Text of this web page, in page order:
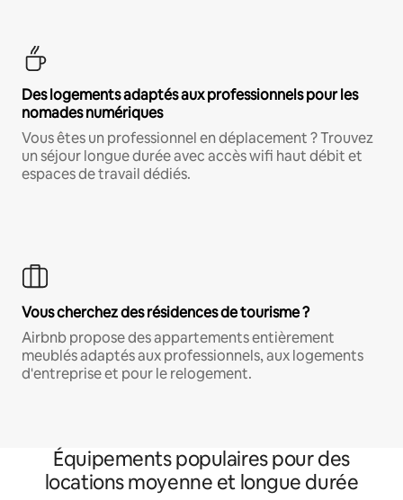
Des logements adaptés aux professionnels pour les
nomades numériques
Vous êtes un professionnel en déplacement ? Trouvez
un séjour longue durée avec accès wifi haut débit et
espaces de travail dédiés.
Vous cherchez des résidences de tourisme ?
Airbnb propose des appartements entièrement
meublés adaptés aux professionnels, aux logements
d'entreprise et pour le relogement.
Équipements populaires pour des
locations moyenne et longue durée